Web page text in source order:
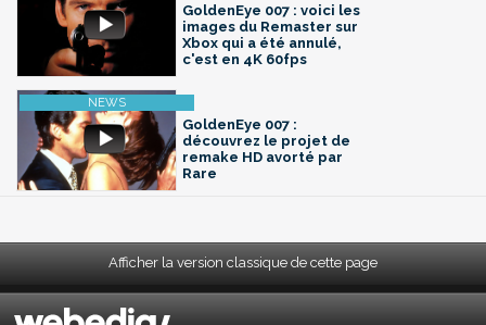
GoldenEye 007 : voici les
images du Remaster sur
Xbox qui a été annulé,
c'est en 4K 60fps
GoldenEye 007 :
découvrez le projet de
remake HD avorté par
Rare
Afficher la version classique de cette page